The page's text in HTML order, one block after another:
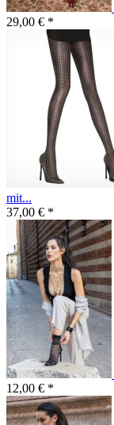
29,00 € *
mit...
37,00 € *
12,00 € *